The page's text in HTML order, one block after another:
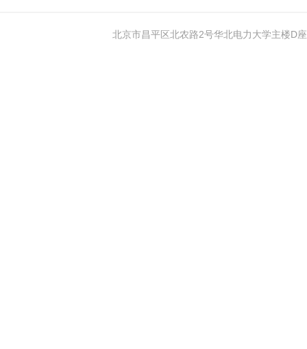
北京市昌平区北农路2号华北电力大学主楼